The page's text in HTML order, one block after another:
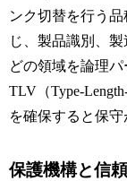
ンク切替を行う
じ、製品識別、
どの領域を論理パ
TLV（Type-
を確保すると保守
保護機構と信